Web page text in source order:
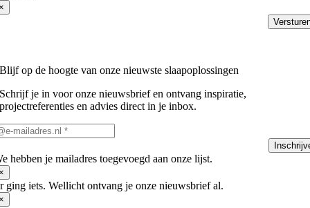
Blijf op de hoogte van onze nieuwste slaapoplossingen
Schrijf je in voor onze nieuwsbrief en ontvang inspiratie,
projectreferenties en advies direct in je inbox.
hebben je mailadres toegevoegd aan onze lijst.
ging iets. Wellicht ontvang je onze nieuwsbrief al.